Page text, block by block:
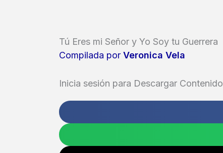
Tú Eres mi Señor y Yo Soy tu Guerrera
Compilada por Veronica Vela
Inicia sesión para Descargar Contenido